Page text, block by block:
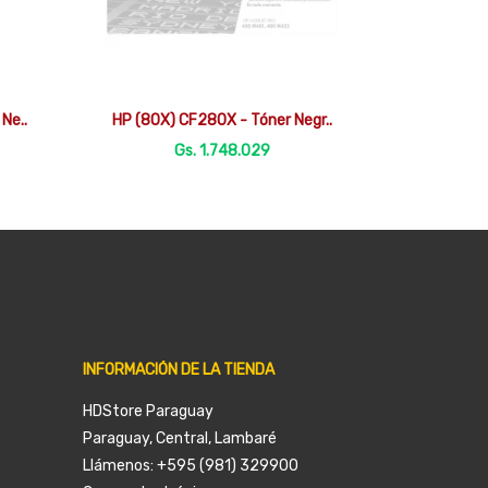
Vista rápida
HP (80X) CF280X - Tóner Negr..
Gs. 1.748.029
INFORMACIÓN DE LA TIENDA
HDStore Paraguay
Paraguay, Central, Lambaré
Llámenos: +595 (981) 329900